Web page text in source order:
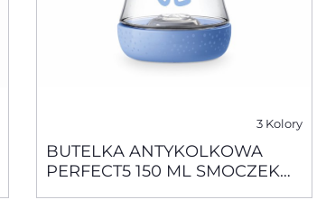
3 Kolory
BUTELKA ANTYKOLKOWA
PERFECT5 150 ML SMOCZEK